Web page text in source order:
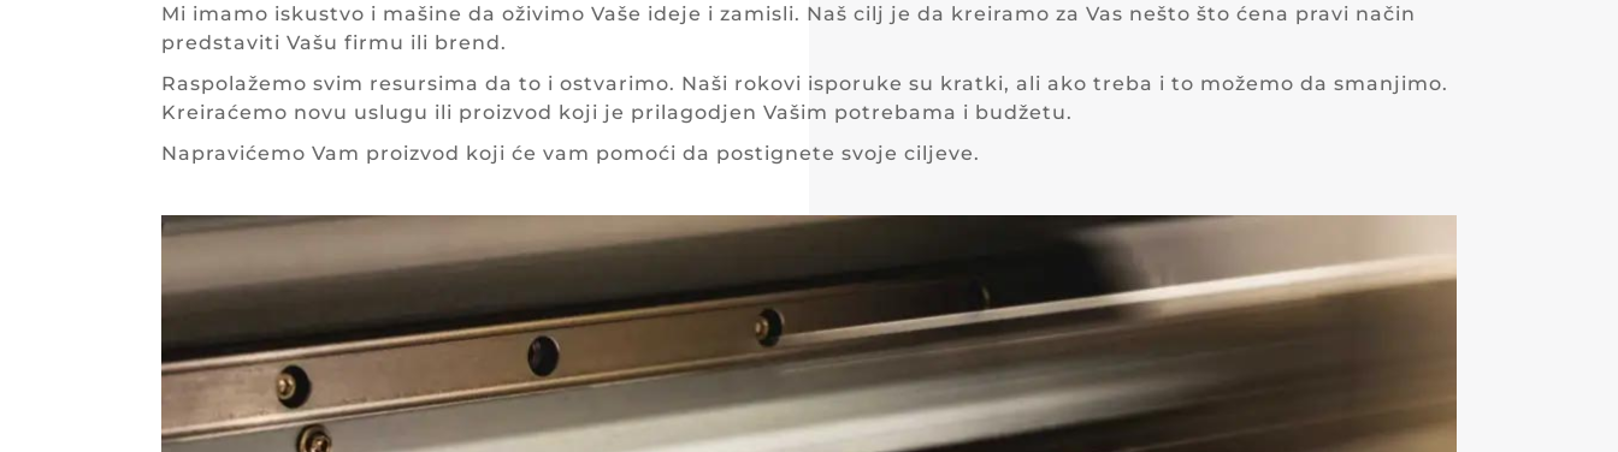
Mi imamo iskustvo i mašine da oživimo Vaše ideje i zamisli. Naš cilj je da kreiramo za Vas nešto što ćena pravi način
predstaviti Vašu firmu ili brend.
Raspolažemo svim resursima da to i ostvarimo. Naši rokovi isporuke su kratki, ali ako treba i to možemo da smanjimo.
Kreiraćemo novu uslugu ili proizvod koji je prilagodjen Vašim potrebama i budžetu.
Napravićemo Vam proizvod koji će vam pomoći da postignete svoje ciljeve.